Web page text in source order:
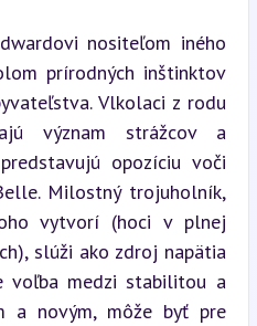
nositeľom iného
prírodných inštinktov
Vlkolaci z rodu
význam strážcov a
opozíciu voči
Milostný trojuholník,
vytvorí (hoci v plnej
slúži ako zdroj napätia
voľba medzi stabilitou a
a novým, môže byť pre